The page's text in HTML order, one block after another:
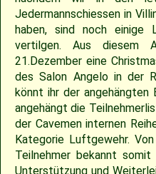
Jedermannschiessen in
haben, sind noch einige
vertilgen. Aus diesem
21.Dezember eine
des Salon Angelo in der
könnt ihr der angehängten
angehängt die
der Cavemen internen
Kategorie Luftgewehr.
Teilnehmer bekannt
Unterstützung und
2018
2017
2016
2015
2014
30.04.2022 –
21.05.2017 – Spiel
Sponsoring
Saison 2019
Saison 2018
Saison 2017
Saison 2016
Saison 2015
Jugend Landesliga I
Slowpitch Softball RNL
Spielberichte 2025
Cavemen-News 2025
Jugend Landesliga III
Slowpitch Softball RNL
Spielberichte 2024
Cavemen-News 2024
Jugend Landesliga III
Spielberichte 2023
Cavemen-News 2023
Spielberichte 2022
Cavemen-News 2022
Cavemen-News 2013
Spielberichte 2012
Cavemen-News 2012